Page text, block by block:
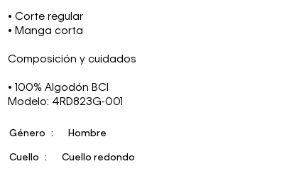
• Corte regular
• Manga corta
Composición y cuidados
• 100% Algodón BCI
Modelo: 4RD823G-001
Género Hombre
Cuello Cuello redondo